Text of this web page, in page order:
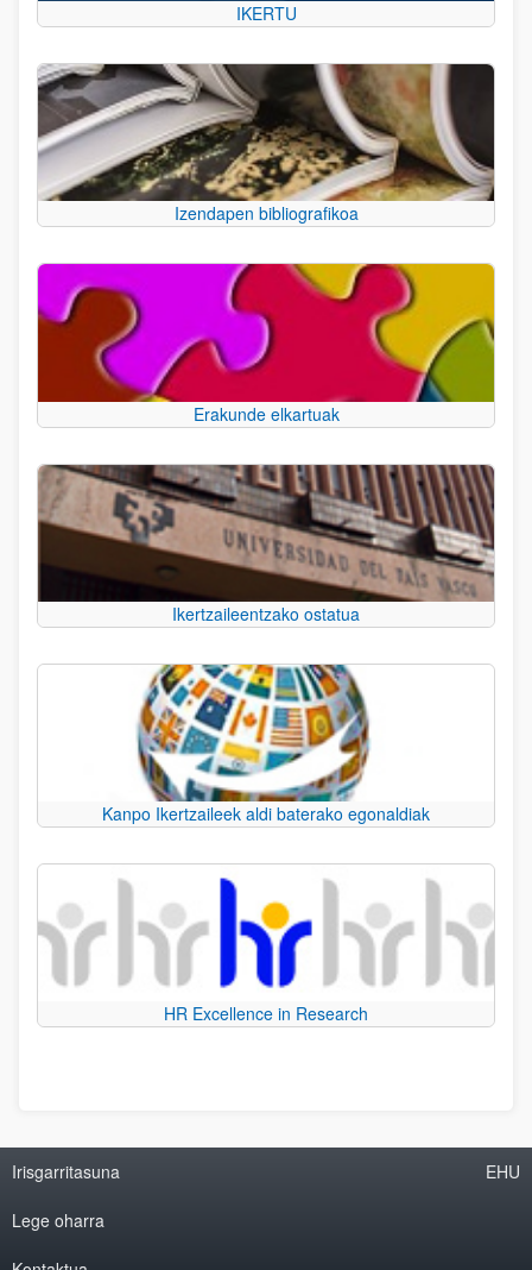
IKERTU
Izendapen bibliografikoa
Erakunde elkartuak
Ikertzaileentzako ostatua
Kanpo Ikertzaileek aldi baterako egonaldiak
HR Excellence in Research
Irisgarritasuna
Lege oharra
EHU